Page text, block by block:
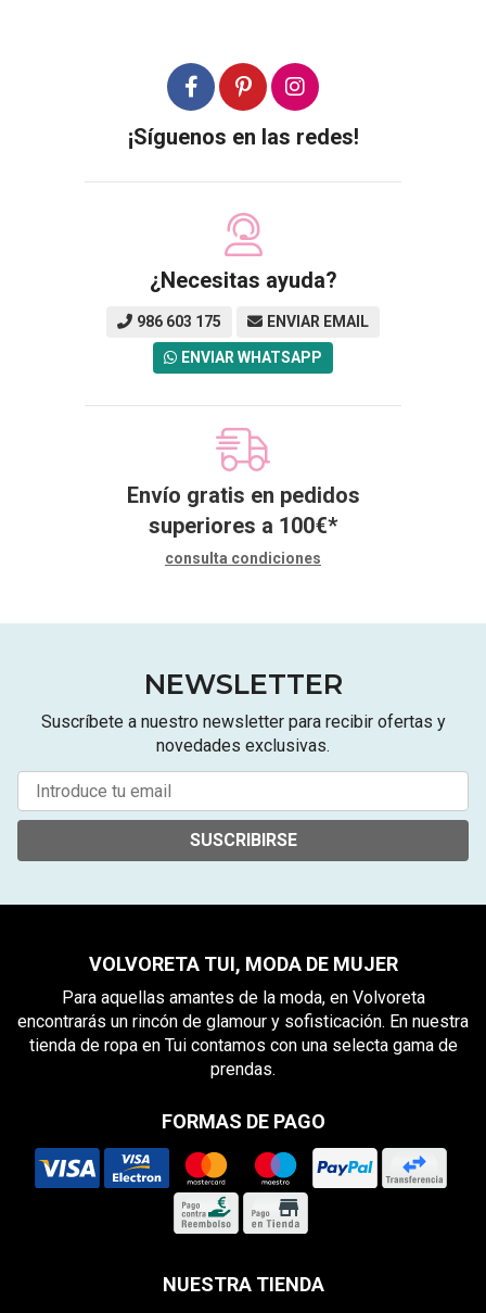
¡Síguenos en las redes!
¿Necesitas ayuda?
986 603 175 ENVIAR EMAIL
ENVIAR WHATSAPP
Envío gratis en pedidos
superiores a 100€*
consulta condiciones
NEWSLETTER
Suscríbete a nuestro newsletter para recibir ofertas y
novedades exclusivas.
SUSCRIBIRSE
VOLVORETA TUI, MODA DE MUJER
Para aquellas amantes de la moda, en Volvoreta
encontrarás un rincón de glamour y sofisticación. En nuestra
tienda de ropa en Tui contamos con una selecta gama de
prendas.
FORMAS DE PAGO
NUESTRA TIENDA